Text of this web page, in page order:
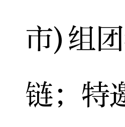
市)组
链；特